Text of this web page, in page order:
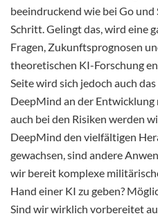
beeindruckend wie bei Go und
Schritt. Gelingt das, wird eine
Fragen, Zukunftsprognosen
theoretischen KI-Forschung
Seite wird sich jedoch auch
DeepMind an der Entwicklung
auch bei den Risiken werden
DeepMind den vielfältigen
gewachsen, sind andere
wir bereit komplexe
Hand einer KI zu geben?
Sind wir wirklich vorbereitet